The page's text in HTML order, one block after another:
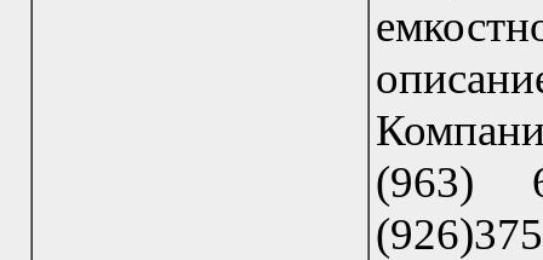
(963)